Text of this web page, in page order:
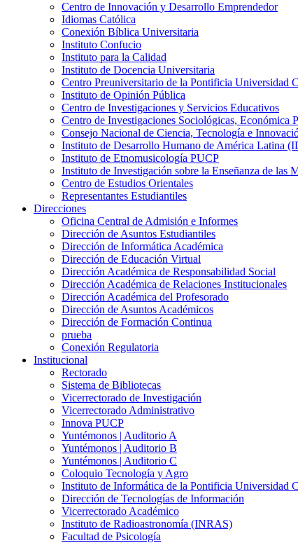
Centro de Innovación y Desarrollo Emprendedor
Idiomas Católica
Conexión Bíblica Universitaria
Instituto Confucio
Instituto para la Calidad
Instituto de Docencia Universitaria
Centro Preuniversitario de la Pontificia Universidad
Instituto de Opinión Pública
Centro de Investigaciones y Servicios Educativos
Centro de Investigaciones Sociológicas,
Consejo Nacional de Ciencia, Tecnología e
Instituto de Desarrollo Humano de América Latina
Instituto de Etnomusicología PUCP
Instituto de Investigación sobre la Enseñanza de las
Centro de Estudios Orientales
Representantes Estudiantiles
Direcciones
Oficina Central de Admisión e Informes
Dirección de Asuntos Estudiantiles
Dirección de Informática Académica
Dirección de Educación Virtual
Dirección Académica de Responsabilidad Social
Dirección Académica de Relaciones Institucionales
Dirección Académica del Profesorado
Dirección de Asuntos Académicos
Dirección de Formación Continua
prueba
Conexión Regulatoria
Institucional
Rectorado
Sistema de Bibliotecas
Vicerrectorado de Investigación
Vicerrectorado Administrativo
Innova PUCP
Yuntémonos | Auditorio A
Yuntémonos | Auditorio B
Yuntémonos | Auditorio C
Coloquio Tecnología y Agro
Instituto de Informática de la Pontificia Universidad
Dirección de Tecnologías de Información
Vicerrectorado Académico
Instituto de Radioastronomía (INRAS)
Facultad de Psicología